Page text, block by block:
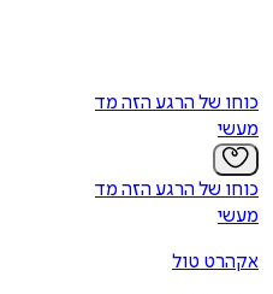
כוחו של הרגע הזה מדריך
מעשי
כוחו של הרגע הזה מדריך
מעשי
אקהרט טול